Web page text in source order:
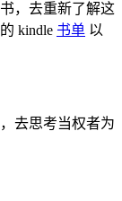
，去重新了解这
kindle 书单 以
去思考当权者为